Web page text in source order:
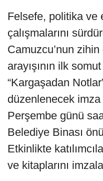
Felsefe, politika ve
çalışmalarını
Camuzcu’nun
arayışının ilk
“Kargaşadan
düzenlenecek
Perşembe günü
Belediye Binası
Etkinlikte
ve kitaplarını